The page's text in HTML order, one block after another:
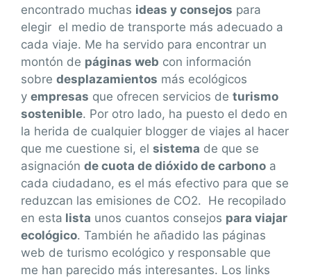
encontrado muchas ideas y consejos para
elegir el medio de transporte más adecuado a
cada viaje. Me ha servido para encontrar un
montón de páginas web con información
sobre desplazamientos más ecológicos
y empresas que ofrecen servicios de turismo
sostenible. Por otro lado, ha puesto el dedo en
la herida de cualquier blogger de viajes al hacer
que me cuestione si, el sistema de que se
asignación de cuota de dióxido de carbono a
cada ciudadano, es el más efectivo para que se
reduzcan las emisiones de CO2. He recopilado
en esta lista unos cuantos consejos para viajar
ecológico. También he añadido las páginas
web de turismo ecológico y responsable que
me han parecido más interesantes. Los links